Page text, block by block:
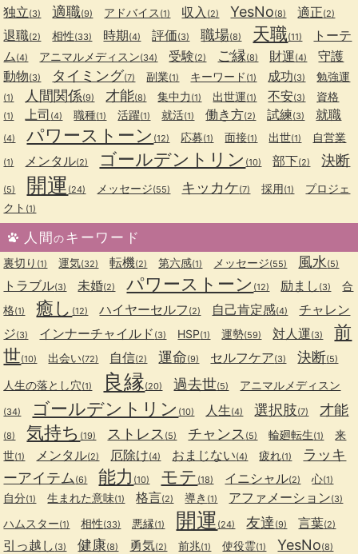
独立(3) 適職(9) アドバイス (1) 収入 (2) YesNo(8) 適正(2)
退職(2) 相性(33) 時期(4) 評価(3) 職場(8) 天職(11)
トーテ
ム (4) アニマルメディスン(34) 受験(2) ご縁(8) 財運(4)
守護
動物(3) タイミング(7) 副業(1) キーワード (1) 成功(3) 勉強運
(1) 人間関係(9) 才能(8) 集中力 (1) 出世運(1) 不安(3) 資格
(1) 上司 (4) 職種(1) 活躍(1) 就活(1) 働き方(2) 試練(3) 就職
(4) パワーストーン (12) 応募(1) 面接(1) 出世(1) 自営業
(1) メンタル(2) ゴールデントリン (10) 部下(2) 決断
(5) 開運 (24) メッセージ(55) キッカケ(7) 採用(1)
プロジェ
クト (1)
人間のキーワード
裏切り (1) 運気(32) 転機(2) 第六感(1) メッセージ(55) 風水(5)
トラブル(3) 未婚(2) パワーストーン (12) 励まし (3)
合
格(1) 癒し (12) ハイヤーセルフ (2) 自己肯定感(4)
チャレン
ジ(3) インナーチャイルド (3) HSP(1) 運勢(59) 対人運(3)
前
世(10) 出会い(72) 自信(2) 運命(9) セルフケア(3) 決断(5)
人生の落とし穴(1) 良縁(20) 過去世(5) アニマルメディスン
(34) ゴールデントリン (10) 人生(4) 選択肢(7) 才能
(8) 気持ち (19) ストレス (5) チャンス (5) 輪廻転生(1)
来
世(1) メンタル(2) 厄除け(4) おまじない(4) 疲れ(1)
ラッキ
ーアイテム (6) 能力 (10) モテ (18) イニシャル(2) 心(1)
自分(1) 生まれた意味(1) 格言(2) 導き (1) アファメーション(3)
ハムスター(1) 相性(33) 悪縁(1) 開運 (24) 友達 (9) 言葉(2)
引っ越し (3) 健康(8) 勇気(2) 前兆(1) 使役霊(1) YesNo(8)